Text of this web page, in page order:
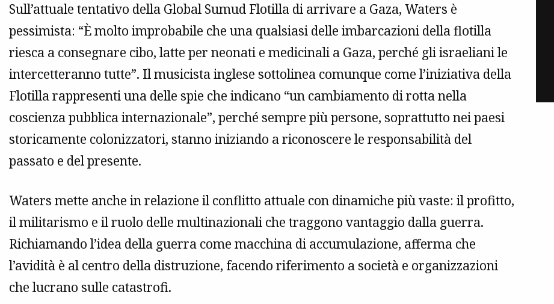
Sull’attuale tentativo della Global Sumud Flotilla di arrivare a Gaza, Waters è
pessimista: “È molto improbabile che una qualsiasi delle imbarcazioni della flotilla
riesca a consegnare cibo, latte per neonati e medicinali a Gaza, perché gli israeliani le
intercetteranno tutte”. Il musicista inglese sottolinea comunque come l’iniziativa della
Flotilla rappresenti una delle spie che indicano “un cambiamento di rotta nella
coscienza pubblica internazionale”, perché sempre più persone, soprattutto nei paesi
storicamente colonizzatori, stanno iniziando a riconoscere le responsabilità del
passato e del presente.
Waters mette anche in relazione il conflitto attuale con dinamiche più vaste: il profitto,
il militarismo e il ruolo delle multinazionali che traggono vantaggio dalla guerra.
Richiamando l’idea della guerra come macchina di accumulazione, afferma che
l’avidità è al centro della distruzione, facendo riferimento a società e organizzazioni
che lucrano sulle catastrofi.